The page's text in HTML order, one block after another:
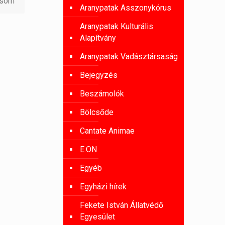
Aranypatak Asszonykórus
Aranypatak Kulturális
Alapítvány
Aranypatak Vadásztársaság
Bejegyzés
Beszámolók
Bölcsőde
Cantate Animae
E.ON
Egyéb
Egyházi hírek
Fekete István Állatvédő
Egyesület